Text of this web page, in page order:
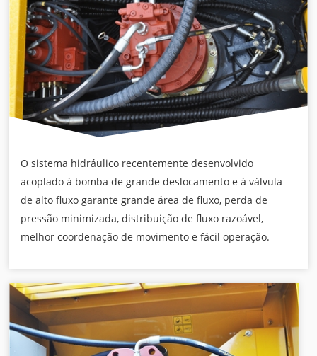
O sistema hidráulico recentemente desenvolvido
acoplado à bomba de grande deslocamento e à válvula
de alto fluxo garante grande área de fluxo, perda de
pressão minimizada, distribuição de fluxo razoável,
melhor coordenação de movimento e fácil operação.